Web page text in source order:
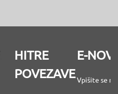
HITRE
POVEZAVE
E-
Vpišite se na